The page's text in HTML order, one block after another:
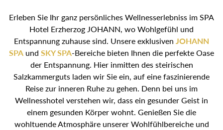
Erleben Sie Ihr ganz persönliches Wellnesserlebniss im SPA
Hotel Erzherzog JOHANN, wo Wohlgefühl und
Entspannung zuhause sind. Unsere exklusiven JOHANN
SPA und SKY SPA-Bereiche bieten Ihnen die perfekte Oase
der Entspannung. Hier inmitten des steirischen
Salzkammerguts laden wir Sie ein, auf eine faszinierende
Reise zur inneren Ruhe zu gehen. Denn bei uns im
Wellnesshotel verstehen wir, dass ein gesunder Geist in
einem gesunden Körper wohnt. Genießen Sie die
wohltuende Atmosphäre unserer Wohlfühlbereiche und